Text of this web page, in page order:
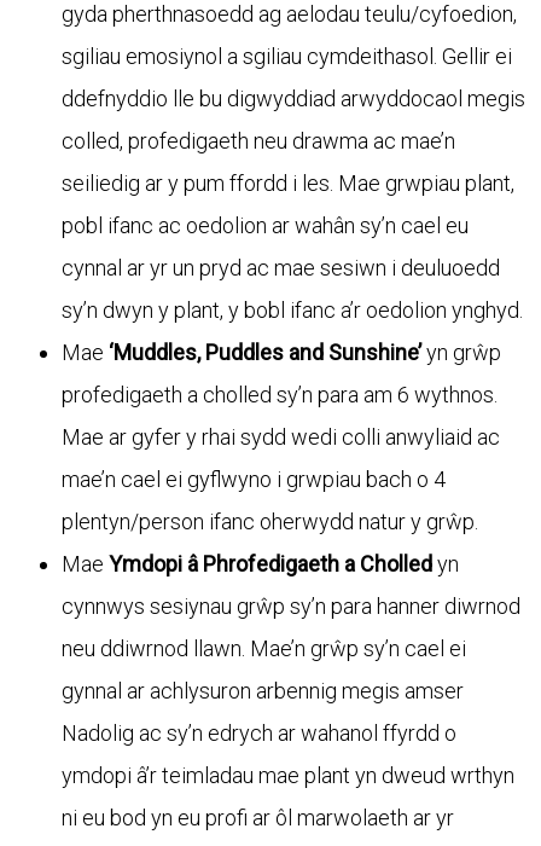
gyda pherthnasoedd ag aelodau teulu/cyfoedion,
sgiliau emosiynol a sgiliau cymdeithasol. Gellir ei
ddefnyddio lle bu digwyddiad arwyddocaol megis
colled, profedigaeth neu drawma ac mae’n
seiliedig ar y pum ffordd i les. Mae grwpiau plant,
pobl ifanc ac oedolion ar wahân sy’n cael eu
cynnal ar yr un pryd ac mae sesiwn i deuluoedd
sy’n dwyn y plant, y bobl ifanc a’r oedolion ynghyd.
Mae ‘Muddles, Puddles and Sunshine’yn grŵp
profedigaeth a cholled sy’n para am 6 wythnos.
Mae ar gyfer y rhai sydd wedi colli anwyliaid ac
mae’n cael ei gyflwyno i grwpiau bach o 4
plentyn/person ifanc oherwydd natur y grŵp.
Mae Ymdopi â Phrofedigaeth a Cholledyn
cynnwys sesiynau grŵp sy’n para hanner diwrnod
neu ddiwrnod llawn. Mae’n grŵp sy’n cael ei
gynnal ar achlysuron arbennig megis amser
Nadolig ac sy’n edrych ar wahanol ffyrdd o
ymdopi â’r teimladau mae plant yn dweud wrthyn
ni eu bod yn eu profi ar ôl marwolaeth ar yr